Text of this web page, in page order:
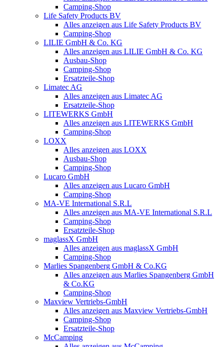
Camping-Shop
Life Safety Products BV
Alles anzeigen aus Life Safety Products BV
Camping-Shop
LILIE GmbH & Co. KG
Alles anzeigen aus LILIE GmbH & Co. KG
Ausbau-Shop
Camping-Shop
Ersatzteile-Shop
Limatec AG
Alles anzeigen aus Limatec AG
Ersatzteile-Shop
LITEWERKS GmbH
Alles anzeigen aus LITEWERKS GmbH
Camping-Shop
LOXX
Alles anzeigen aus LOXX
Ausbau-Shop
Camping-Shop
Lucaro GmbH
Alles anzeigen aus Lucaro GmbH
Camping-Shop
MA-VE International S.R.L
Alles anzeigen aus MA-VE International S.R.L
Camping-Shop
Ersatzteile-Shop
maglassX GmbH
Alles anzeigen aus maglassX GmbH
Camping-Shop
Marlies Spangenberg GmbH & Co.KG
Alles anzeigen aus Marlies Spangenberg GmbH
& Co.KG
Camping-Shop
Maxview Vertriebs-GmbH
Alles anzeigen aus Maxview Vertriebs-GmbH
Camping-Shop
Ersatzteile-Shop
McCamping